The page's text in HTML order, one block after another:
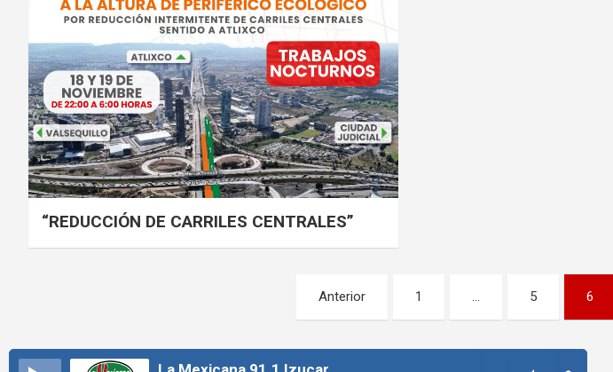
“REDUCCIÓN DE CARRILES CENTRALES”
entradas
Anterior 1 … 5 6